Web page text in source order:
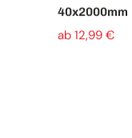
40x2000mm
ab 12,99 €